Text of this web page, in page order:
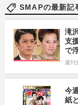
SMAPの最新記
滝
支
で
週刊
今
紙